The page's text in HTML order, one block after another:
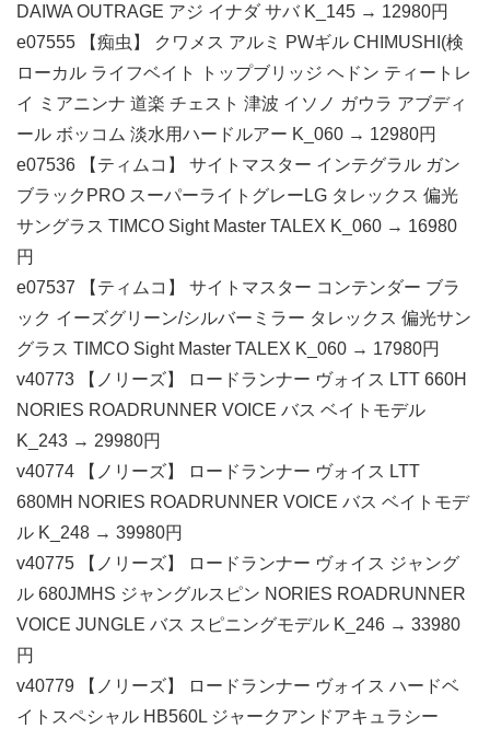
DAIWA OUTRAGE アジ イナダ サバ K_145 → 12980円
e07555 【痴虫】 クワメス アルミ PWギル CHIMUSHI(検
ローカル ライフベイト トップブリッジ ヘドン ティートレ
イ ミアニンナ 道楽 チェスト 津波 イソノ ガウラ アブディ
ール ボッコム 淡水用ハードルアー K_060 → 12980円
e07536 【ティムコ】 サイトマスター インテグラル ガン
ブラックPRO スーパーライトグレーLG タレックス 偏光
サングラス TIMCO Sight Master TALEX K_060 → 16980
円
e07537 【ティムコ】 サイトマスター コンテンダー ブラ
ック イーズグリーン/シルバーミラー タレックス 偏光サン
グラス TIMCO Sight Master TALEX K_060 → 17980円
v40773 【ノリーズ】 ロードランナー ヴォイス LTT 660H
NORIES ROADRUNNER VOICE バス ベイトモデル
K_243 → 29980円
v40774 【ノリーズ】 ロードランナー ヴォイス LTT
680MH NORIES ROADRUNNER VOICE バス ベイトモデ
ル K_248 → 39980円
v40775 【ノリーズ】 ロードランナー ヴォイス ジャング
ル 680JMHS ジャングルスピン NORIES ROADRUNNER
VOICE JUNGLE バス スピニングモデル K_246 → 33980
円
v40779 【ノリーズ】 ロードランナー ヴォイス ハードベ
イトスペシャル HB560L ジャークアンドアキュラシー